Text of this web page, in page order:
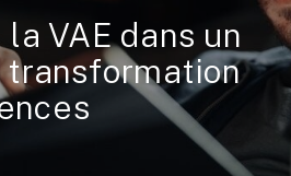
VAE dans un